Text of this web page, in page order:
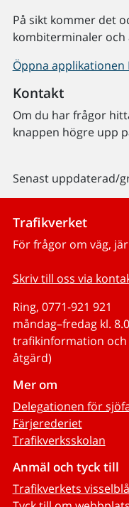
På sikt kommer det
kombiterminaler
Öppna applikationen
Kontakt
Om du har frågor
knappen högre upp
Senast uppdaterad/
Trafikverket
För frågor om väg,
Skriv till oss via
Ring, 0771-921 921
måndag–fredag kl.
trafikinformation och
åtgärd)
Mer om
Delegationen för
Färjerederiet
Trafikverksskolan
Anmäl och tyck till
Trafikverkets